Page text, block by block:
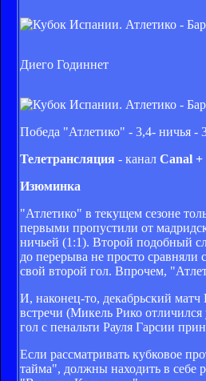
Диего Годиннет
Победа "Атлетико" - 3,4- ничья -
Телетрансляция - канал Canal +
Изюминка
"Атлетико" в текущем сезоне
первыми пропустили от
ничьей (1:1). Второй подобный
до перерыва не просто сравняли
свой второй гол. Впрочем,
И, наконец-то, декабрьский
встречи (Микель Рико
гол с пенальти Рауля Гарсии
Если рассматривать кубковое
тайма", должны находить в себе